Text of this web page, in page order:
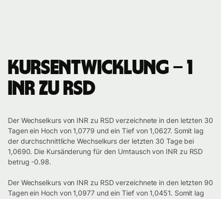
Kursentwicklung – 1
INR zu RSD
Der Wechselkurs von INR zu RSD verzeichnete in den letzten 30
Tagen ein Hoch von 1,0779 und ein Tief von 1,0627. Somit lag
der durchschnittliche Wechselkurs der letzten 30 Tage bei
1,0690. Die Kursänderung für den Umtausch von INR zu RSD
betrug -0.98.
Der Wechselkurs von INR zu RSD verzeichnete in den letzten 90
Tagen ein Hoch von 1,0977 und ein Tief von 1,0451. Somit lag